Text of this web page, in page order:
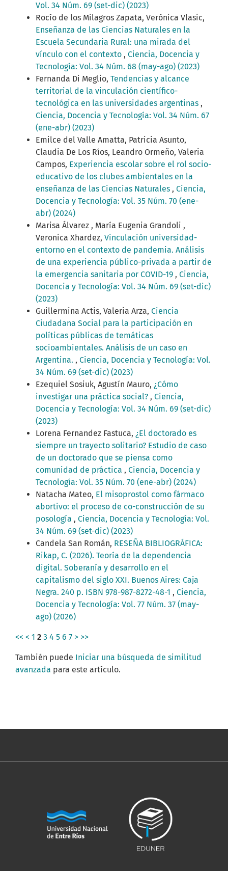
Vol. 34 Núm. 69 (set-dic) (2023)
Rocío de los Milagros Zapata, Verónica Vlasic,
Enseñanza de las Ciencias Naturales en la
Escuela Secundaria Rural: una mirada del
vínculo con el contexto , Ciencia, Docencia y
Tecnología: Vol. 34 Núm. 68 (may-ago) (2023)
Fernanda Di Meglio, Tendencias y alcance
territorial de la vinculación científico-
tecnológica en las universidades argentinas ,
Ciencia, Docencia y Tecnología: Vol. 34 Núm. 67
(ene-abr) (2023)
Emilce del Valle Amatta, Patricia Asunto,
Claudia De Los Ríos, Leandro Ormeño, Valeria
Campos, Experiencia escolar sobre el rol socio-
educativo de los clubes ambientales en la
enseñanza de las Ciencias Naturales , Ciencia,
Docencia y Tecnología: Vol. 35 Núm. 70 (ene-
abr) (2024)
Marisa Álvarez , María Eugenia Grandoli ,
Veronica Xhardez, Vinculación universidad-
entorno en el contexto de pandemia. Análisis
de una experiencia público-privada a partir de
la emergencia sanitaria por COVID-19 , Ciencia,
Docencia y Tecnología: Vol. 34 Núm. 69 (set-dic)
(2023)
Guillermina Actis, Valeria Arza, Ciencia
Ciudadana Social para la participación en
políticas públicas de temáticas
socioambientales. Análisis de un caso en
Argentina. , Ciencia, Docencia y Tecnología: Vol.
34 Núm. 69 (set-dic) (2023)
Ezequiel Sosiuk, Agustín Mauro, ¿Cómo
investigar una práctica social? , Ciencia,
Docencia y Tecnología: Vol. 34 Núm. 69 (set-dic)
(2023)
Lorena Fernandez Fastuca, ¿El doctorado es
siempre un trayecto solitario? Estudio de caso
de un doctorado que se piensa como
comunidad de práctica , Ciencia, Docencia y
Tecnología: Vol. 35 Núm. 70 (ene-abr) (2024)
Natacha Mateo, El misoprostol como fármaco
abortivo: el proceso de co-construcción de su
posología , Ciencia, Docencia y Tecnología: Vol.
34 Núm. 69 (set-dic) (2023)
Candela San Román, RESEÑA BIBLIOGRÁFICA:
Rikap, C. (2026). Teoría de la dependencia
digital. Soberanía y desarrollo en el
capitalismo del siglo XXI. Buenos Aires: Caja
Negra. 240 p. ISBN 978-987-8272-48-1 , Ciencia,
Docencia y Tecnología: Vol. 77 Núm. 37 (may-
ago) (2026)
<< < 1 2 3 4 5 6 7 > >>
También puede Iniciar una búsqueda de similitud
avanzada para este artículo.